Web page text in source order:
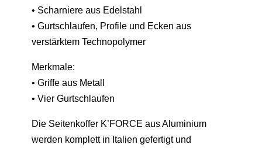
• Scharniere aus Edelstahl
• Gurtschlaufen, Profile und Ecken aus
verstärktem Technopolymer
Merkmale:
• Griffe aus Metall
• Vier Gurtschlaufen
Die Seitenkoffer K’FORCE aus Aluminium
werden komplett in Italien gefertigt und